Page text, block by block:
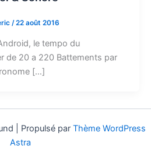
/22 août 2016
le tempo du
de 20 a 220 Battements par
[…]
| Propulsé par Thème WordPress
Astra